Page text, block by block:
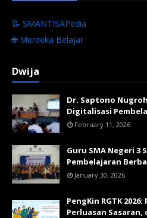
📝 SMANTISAPedia
🌐 Merdeka Belajar
Dwija
Dr. Saptono
Digitalisasi
February 11, 2026
Guru SMA Negeri 3
Pembelajaran
January 30, 2026
PengKin RGTK
Perluasan